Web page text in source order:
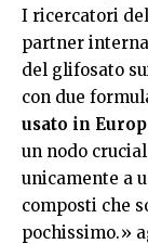
I ricercatori
partner
del glifosato
con due
usato in
un nodo
unicamente a
composti che
pochissimo.»